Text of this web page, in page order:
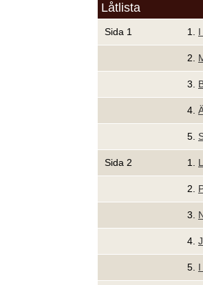
Låtlista
Sida 1 1.
2.
3.
4.
5.
Sida 2 1.
2.
3.
4.
5.